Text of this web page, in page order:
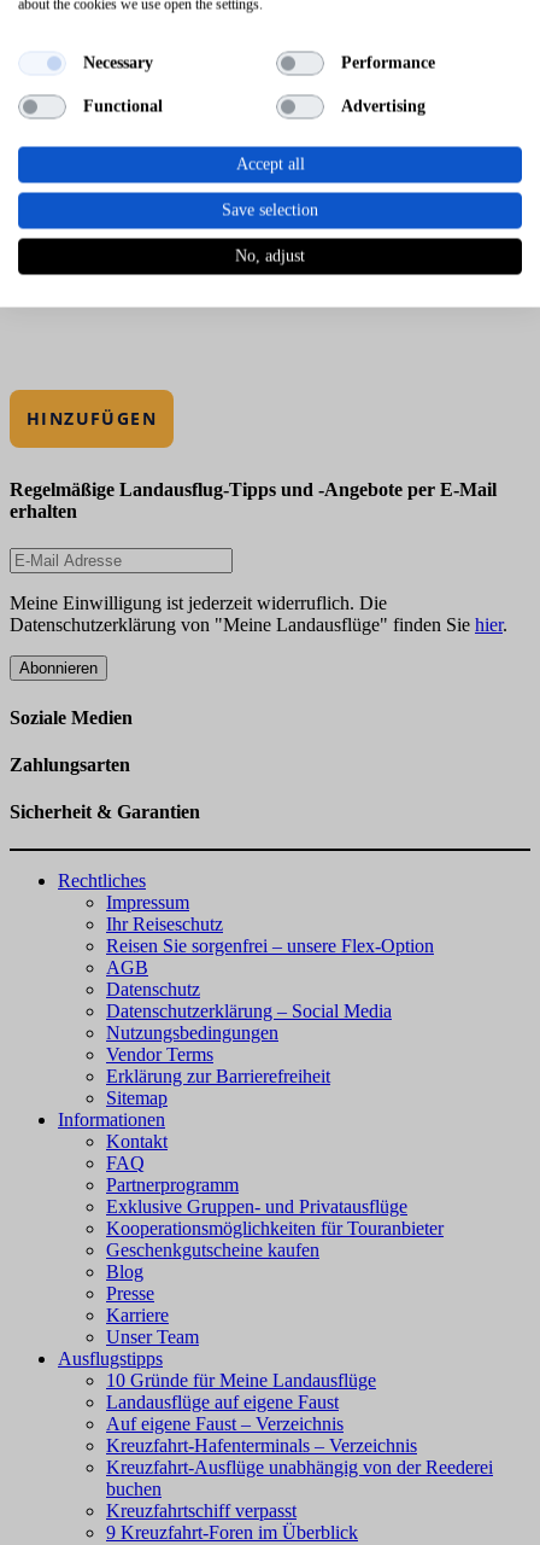
HINZUFÜGEN
Regelmäßige Landausflug-Tipps und -Angebote per E-Mail
erhalten
Meine Einwilligung ist jederzeit widerruflich. Die
Datenschutzerklärung von "Meine Landausflüge" finden Sie hier.
Abonnieren
Soziale Medien
Zahlungsarten
Sicherheit & Garantien
Rechtliches
Impressum
Ihr Reiseschutz
Reisen Sie sorgenfrei – unsere Flex-Option
AGB
Datenschutz
Datenschutzerklärung – Social Media
Nutzungsbedingungen
Vendor Terms
Erklärung zur Barrierefreiheit
Sitemap
Informationen
Kontakt
FAQ
Partnerprogramm
Exklusive Gruppen- und Privatausflüge
Kooperationsmöglichkeiten für Touranbieter
Geschenkgutscheine kaufen
Blog
Presse
Karriere
Unser Team
Ausflugstipps
10 Gründe für Meine Landausflüge
Landausflüge auf eigene Faust
Auf eigene Faust – Verzeichnis
Kreuzfahrt-Hafenterminals – Verzeichnis
Kreuzfahrt-Ausflüge unabhängig von der Reederei
buchen
Kreuzfahrtschiff verpasst
9 Kreuzfahrt-Foren im Überblick
about the cookies we use open the settings.
Necessary Performance
Functional Advertising
Accept all
Save selection
No, adjust